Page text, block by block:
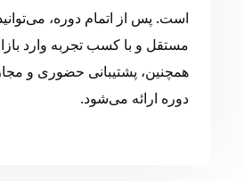
است. پس از اتمام دوره،
مستقل و با کسب تجربه وارد
همچنین، پشتیبانی حضوری و
دوره ارائه می‌شود.